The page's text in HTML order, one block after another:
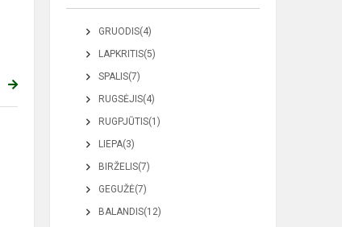
GRUODIS(4)
LAPKRITIS(5)
SPALIS(7)
RUGSĖJIS(4)
RUGPJŪTIS(1)
LIEPA(3)
BIRŽELIS(7)
GEGUŽĖ(7)
BALANDIS(12)